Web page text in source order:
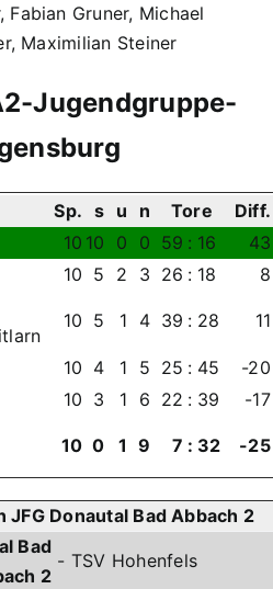
Fabian Gruner, Michael
Maximilian Steiner
Jugendgruppe-
Sp. s u n Tore
Diff.
10 10 0 0 59 : 16
43
10 5 2 3 26 : 18 8
10 5 1 4 39 : 28 11
10 4 1 5 25 : 45
-20
10 3 1 6 22 : 39 -17
10 0 1 9 7 : 32 -25
JFG Donautal Bad Abbach 2
Bad
2
- TSV Hohenfels